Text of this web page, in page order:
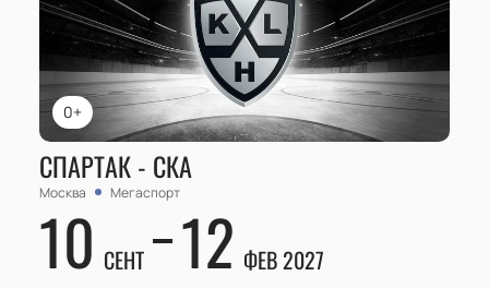
0+
СПАРТАК - СКА
Москва Мегаспорт
10 СЕНТ 12 ФЕВ 2027